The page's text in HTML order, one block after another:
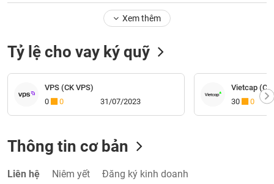
Xem thêm
Tỷ lệ cho vay ký quỹ
VPS (CK VPS)
0
0 31/07/2023
Vietcap
30
0
Thông tin cơ bản
Liên hệ Niêm yết Đăng ký kinh doanh